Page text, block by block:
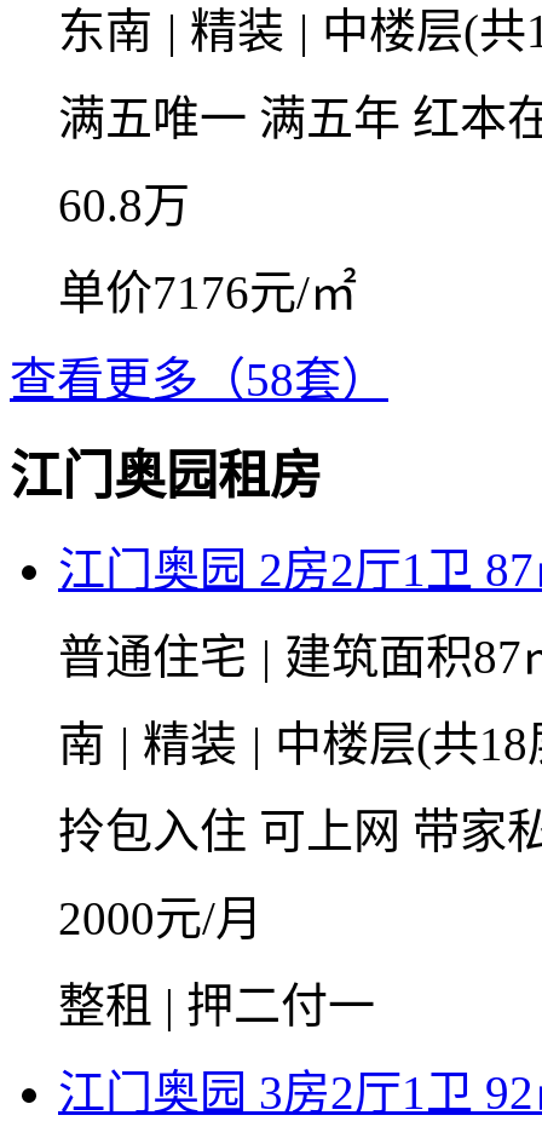
东南 | 精装 | 中楼层(
满五唯一 满五年 红本
60.8万
单价7176元/㎡
查看更多（58套）
江门奥园租房
江门奥园 2房2厅1卫
普通住宅 | 建筑面积
南 | 精装 | 中楼层(共
拎包入住 可上网 带家
2000元/月
整租 | 押二付一
江门奥园 3房2厅1卫